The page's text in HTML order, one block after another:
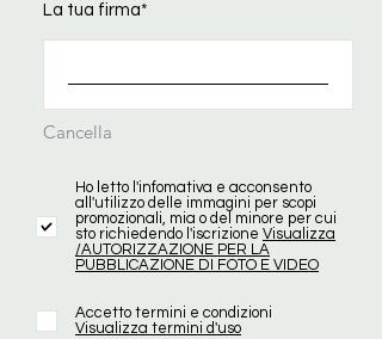
La tua firma
Cancella
Ho letto l'infomativa e acconsento
all'utilizzo delle immagini per scopi
promozionali, mia o del minore per cui
sto richiedendo l'iscrizione Visualizza
/AUTORIZZAZIONE PER LA
PUBBLICAZIONE DI FOTO E VIDEO
Accetto termini e condizioni
Visualizza termini d'uso